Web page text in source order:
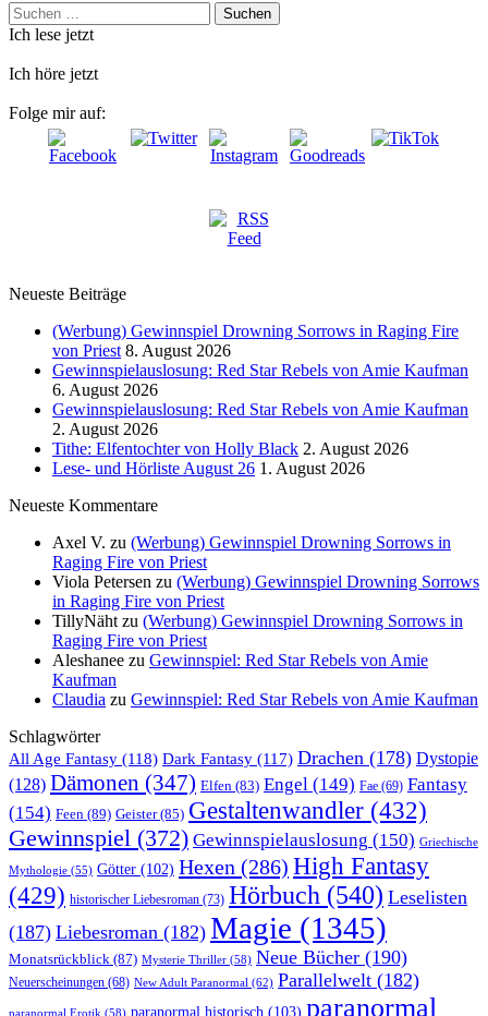
Suchen
nach:
Ich lese jetzt
Ich höre jetzt
Folge mir auf:
Neueste Beiträge
(Werbung) Gewinnspiel Drowning Sorrows in Raging Fire
von Priest 8. August 2026
Gewinnspielauslosung: Red Star Rebels von Amie Kaufman
6. August 2026
Gewinnspielauslosung: Red Star Rebels von Amie Kaufman
2. August 2026
Tithe: Elfentochter von Holly Black 2. August 2026
Lese- und Hörliste August 26 1. August 2026
Neueste Kommentare
Axel V. zu (Werbung) Gewinnspiel Drowning Sorrows in
Raging Fire von Priest
Viola Petersen zu (Werbung) Gewinnspiel Drowning Sorrows
in Raging Fire von Priest
TillyNäht zu (Werbung) Gewinnspiel Drowning Sorrows in
Raging Fire von Priest
Aleshanee zu Gewinnspiel: Red Star Rebels von Amie
Kaufman
Claudia zu Gewinnspiel: Red Star Rebels von Amie Kaufman
Schlagwörter
All Age Fantasy (118) Dark Fantasy (117) Drachen (178) Dystopie
(128) Dämonen (347) Elfen (83) Engel (149) Fae (69) Fantasy
(154) Feen (89) Geister(85) Gestaltenwandler (432)
Gewinnspiel (372) Gewinnspielauslosung (150) Griechische
Mythologie (55) Götter (102) Hexen (286) High Fantasy
(429) historischer Liebesroman (73) Hörbuch (540) Leselisten
(187) Liebesroman (182) Magie (1345)
Monatsrückblick (87) Mysterie Thriller (58) Neue Bücher (190)
Neuerscheinungen (68) New Adult Paranormal (62) Parallelwelt (182)
paranormal Erotik (58) paranormal historisch (103) paranormal